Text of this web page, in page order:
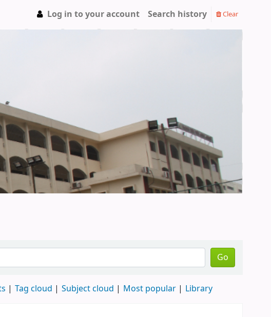
Log in to your account Search history Clear
Go
Tag cloud Subject cloud Most popular Library